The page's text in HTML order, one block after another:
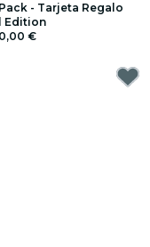
- Tarjeta Regalo
Edition
€